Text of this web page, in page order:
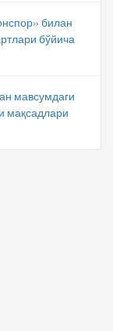
билан
бўйича
мавсумдаги
мақсадлари